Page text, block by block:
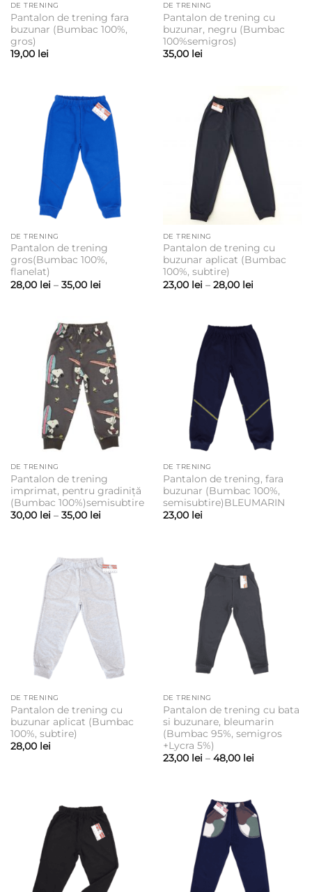
DE TRENING
Pantalon de trening fara
buzunar (Bumbac 100%,
gros)
19,00 lei
DE TRENING
Pantalon de trening cu
buzunar, negru (Bumbac
100%semigros)
35,00 lei
DE TRENING
Pantalon de trening
gros(Bumbac 100%,
flanelat)
28,00 lei – 35,00 leiInterval
până
la
35,00 lei
DE TRENING
Pantalon de trening cu
buzunar aplicat (Bumbac
100%, subtire)
23,00 lei – 28,00 leiInterval
la
28,00 lei
DE TRENING
Pantalon de trening
imprimat, pentru gradiniță
(Bumbac 100%)semisubtire
30,00 lei – 35,00 leiInterval
la
35,00 lei
DE TRENING
Pantalon de trening, fara
buzunar (Bumbac 100%,
semisubtire)BLEUMARIN
23,00 lei
DE TRENING
Pantalon de trening cu
buzunar aplicat (Bumbac
100%, subtire)
28,00 lei
DE TRENING
Pantalon de trening cu bata
si buzunare, bleumarin
(Bumbac 95%, semigros
+Lycra 5%)
23,00 lei – 48,00 leiInterval
la
48,00 lei